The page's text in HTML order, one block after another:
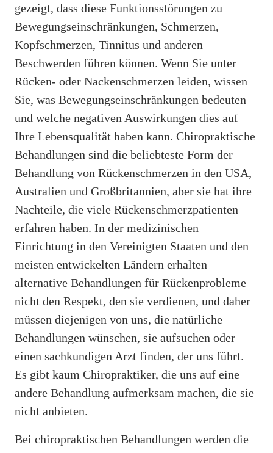
gezeigt, dass diese Funktionsstörungen zu
Bewegungseinschränkungen, Schmerzen,
Kopfschmerzen, Tinnitus und anderen
Beschwerden führen können. Wenn Sie unter
Rücken- oder Nackenschmerzen leiden, wissen
Sie, was Bewegungseinschränkungen bedeuten
und welche negativen Auswirkungen dies auf
Ihre Lebensqualität haben kann. Chiropraktische
Behandlungen sind die beliebteste Form der
Behandlung von Rückenschmerzen in den USA,
Australien und Großbritannien, aber sie hat ihre
Nachteile, die viele Rückenschmerzpatienten
erfahren haben. In der medizinischen
Einrichtung in den Vereinigten Staaten und den
meisten entwickelten Ländern erhalten
alternative Behandlungen für Rückenprobleme
nicht den Respekt, den sie verdienen, und daher
müssen diejenigen von uns, die natürliche
Behandlungen wünschen, sie aufsuchen oder
einen sachkundigen Arzt finden, der uns führt.
Es gibt kaum Chiropraktiker, die uns auf eine
andere Behandlung aufmerksam machen, die sie
nicht anbieten.
Bei chiropraktischen Behandlungen werden die